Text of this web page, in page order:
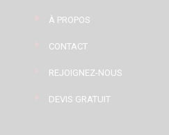
À PROPOS
CONTACT
REJOIGNEZ-NOUS
DEVIS GRATUIT